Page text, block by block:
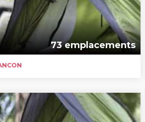
73 emplacements